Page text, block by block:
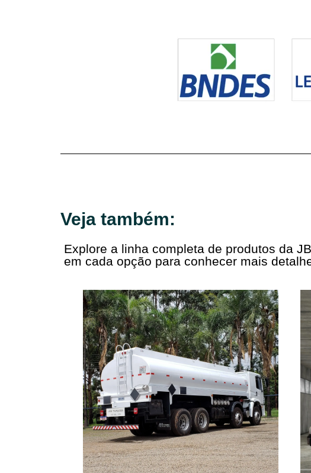
Veja também:
Explore a linha completa de produtos da
em cada opção para conhecer mais